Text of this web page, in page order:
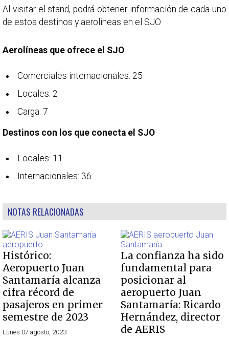
Al visitar el stand, podrá obtener información de cada uno
de estos destinos y aerolíneas en el SJO
Aerolíneas que ofrece el SJO
Comerciales internacionales: 25
Locales: 2
Carga: 7
Destinos con los que conecta el SJO
Locales: 11
Internacionales: 36
NOTAS RELACIONADAS
Histórico:
Aeropuerto Juan
Santamaría alcanza
cifra récord de
pasajeros en primer
semestre de 2023
Lunes 07 agosto, 2023
La confianza ha sido
fundamental para
posicionar al
aeropuerto Juan
Santamaría: Ricardo
Hernández, director
de AERIS